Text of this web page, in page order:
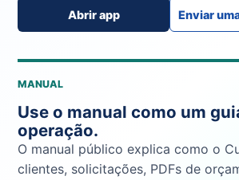
Abrir app Enviar
MANUAL
Use o manual como um
operação.
O manual público explica como o
clientes, solicitações, PDFs de